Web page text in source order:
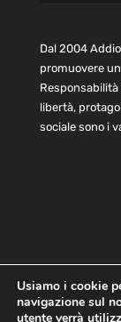
Dal 2004
promuovere
libertà,
sociale sono i
Home
Usiamo i cookie
navigazione sul
utente verrà